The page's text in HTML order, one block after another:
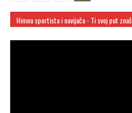
Himna sportista i navijača - Ti svoj put znaš